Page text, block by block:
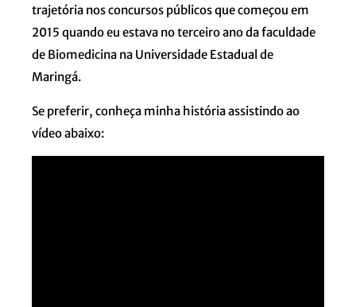
trajetória nos concursos públicos que começou em
2015 quando eu estava no terceiro ano da faculdade
de Biomedicina na Universidade Estadual de
Maringá.
Se preferir, conheça minha história assistindo ao
vídeo abaixo: